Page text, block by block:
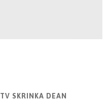
TV SKRINKA DEAN